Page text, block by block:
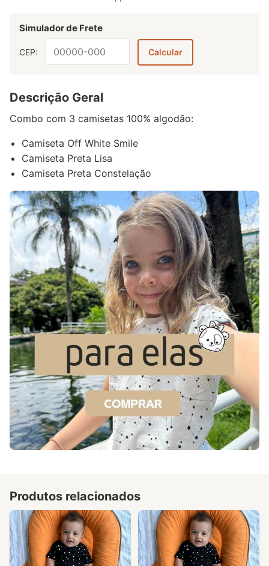
Simulador de Frete
CEP: Calcular
Descrição Geral
Combo com 3 camisetas 100% algodão:
Camiseta Off White Smile
Camiseta Preta Lisa
Camiseta Preta Constelação
Produtos relacionados